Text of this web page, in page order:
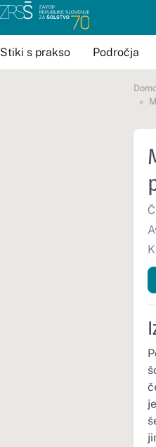
Stiki s prakso Področja